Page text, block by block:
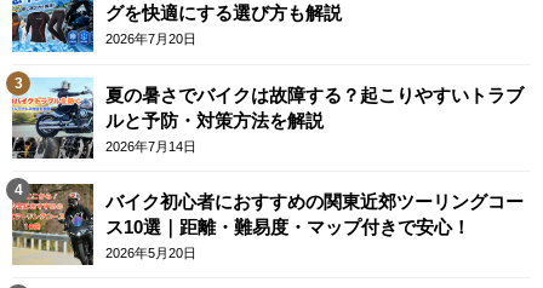
グを快適にする選び方も解説
2026年7月20日
夏の暑さでバイクは故障する？起こりやすいトラブ
ルと予防・対策方法を解説
2026年7月14日
バイク初心者におすすめの関東近郊ツーリングコー
ス10選｜距離・難易度・マップ付きで安心！
2026年5月20日